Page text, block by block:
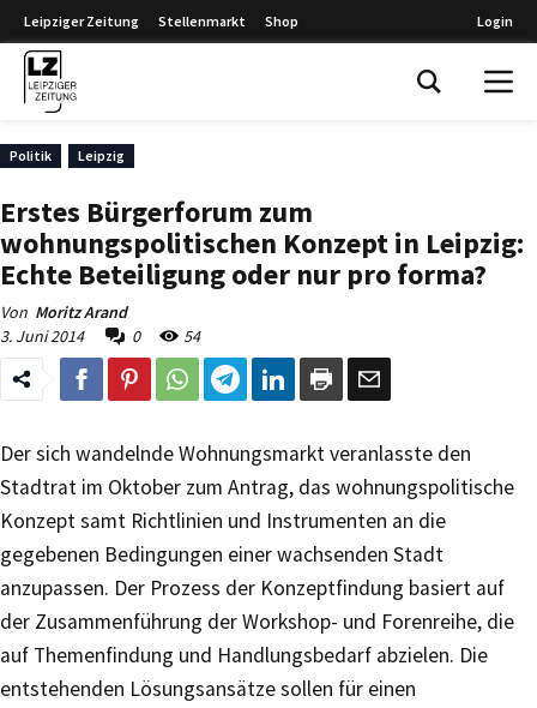
Leipziger Zeitung Stellenmarkt Shop Login
Politik Leipzig
Erstes Bürgerforum zum
wohnungspolitischen Konzept in Leipzig:
Echte Beteiligung oder nur pro forma?
Von Moritz Arand
3. Juni 2014
0 54
Der sich wandelnde Wohnungsmarkt veranlasste den
Stadtrat im Oktober zum Antrag, das wohnungspolitische
Konzept samt Richtlinien und Instrumenten an die
gegebenen Bedingungen einer wachsenden Stadt
anzupassen. Der Prozess der Konzeptfindung basiert auf
der Zusammenführung der Workshop- und Forenreihe, die
auf Themenfindung und Handlungsbedarf abzielen. Die
entstehenden Lösungsansätze sollen für einen